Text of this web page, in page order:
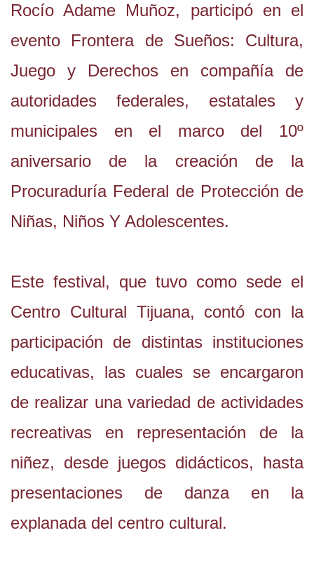
Rocío Adame Muñoz, participó en el
evento Frontera de Sueños: Cultura,
Juego y Derechos en compañía de
autoridades federales, estatales y
municipales en el marco del 10º
aniversario de la creación de la
Procuraduría Federal de Protección de
Niñas, Niños Y Adolescentes.
Este festival, que tuvo como sede el
Centro Cultural Tijuana, contó con la
participación de distintas instituciones
educativas, las cuales se encargaron
de realizar una variedad de actividades
recreativas en representación de la
niñez, desde juegos didácticos, hasta
presentaciones de danza en la
explanada del centro cultural.